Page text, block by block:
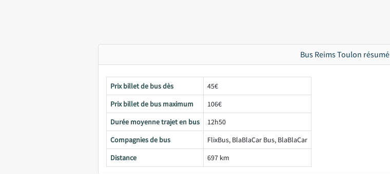
Bus Reims Toulon résumé
Prix billet de bus dès
45€
Prix billet de bus maximum
106€
Durée moyenne trajet en bus
12h50
Compagnies de bus
FlixBus, BlaBlaCar Bus, BlaBlaCar
Distance
697 km